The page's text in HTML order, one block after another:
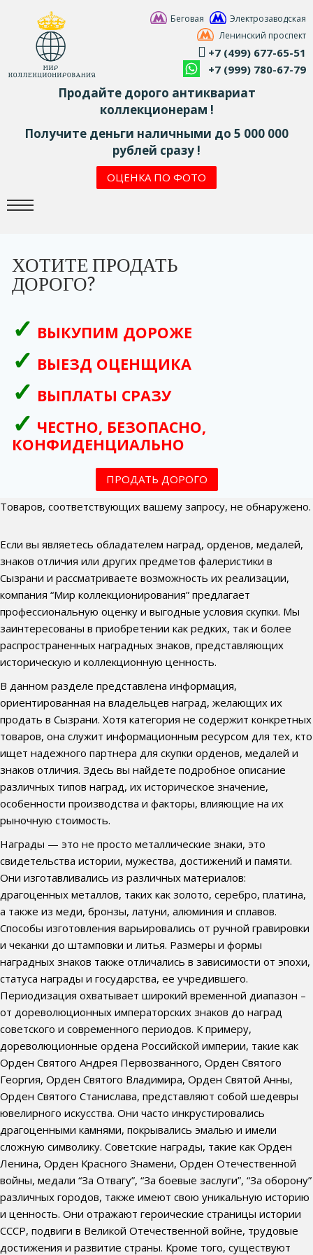
Беговая
Электрозаводская
Ленинский проспект
+7 (499) 677-65-51
+7 (999) 780-67-79
Продайте дорого антиквариат
коллекционерам !
Получите деньги наличными до 5 000 000
рублей сразу !
ОЦЕНКА ПО ФОТО
ХОТИТЕ ПРОДАТЬ
ДОРОГО?
ВЫКУПИМ ДОРОЖЕ
ВЫЕЗД ОЦЕНЩИКА
ВЫПЛАТЫ СРАЗУ
ЧЕСТНО, БЕЗОПАСНО,
КОНФИДЕНЦИАЛЬНО
ПРОДАТЬ ДОРОГО
Товаров, соответствующих вашему запросу, не обнаружено.
Если вы являетесь обладателем наград, орденов, медалей,
знаков отличия или других предметов фалеристики в
Сызрани и рассматриваете возможность их реализации,
компания “Мир коллекционирования” предлагает
профессиональную оценку и выгодные условия скупки. Мы
заинтересованы в приобретении как редких, так и более
распространенных наградных знаков, представляющих
историческую и коллекционную ценность.
В данном разделе представлена информация,
ориентированная на владельцев наград, желающих их
продать в Сызрани. Хотя категория не содержит конкретных
товаров, она служит информационным ресурсом для тех, кто
ищет надежного партнера для скупки орденов, медалей и
знаков отличия. Здесь вы найдете подробное описание
различных типов наград, их историческое значение,
особенности производства и факторы, влияющие на их
рыночную стоимость.
Награды — это не просто металлические знаки, это
свидетельства истории, мужества, достижений и памяти.
Они изготавливались из различных материалов:
драгоценных металлов, таких как золото, серебро, платина,
а также из меди, бронзы, латуни, алюминия и сплавов.
Способы изготовления варьировались от ручной гравировки
и чеканки до штамповки и литья. Размеры и формы
наградных знаков также отличались в зависимости от эпохи,
статуса награды и государства, ее учредившего.
Периодизация охватывает широкий временной диапазон –
от дореволюционных императорских знаков до наград
советского и современного периодов. К примеру,
дореволюционные ордена Российской империи, такие как
Орден Святого Андрея Первозванного, Орден Святого
Георгия, Орден Святого Владимира, Орден Святой Анны,
Орден Святого Станислава, представляют собой шедевры
ювелирного искусства. Они часто инкрустировались
драгоценными камнями, покрывались эмалью и имели
сложную символику. Советские награды, такие как Орден
Ленина, Орден Красного Знамени, Орден Отечественной
войны, медали “За Отвагу”, “За боевые заслуги”, “За оборону”
различных городов, также имеют свою уникальную историю
и ценность. Они отражают героические страницы истории
СССР, подвиги в Великой Отечественной войне, трудовые
достижения и развитие страны. Кроме того, существуют